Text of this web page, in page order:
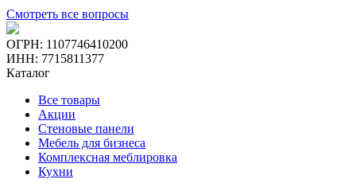
Смотреть все вопросы
ОГРН: 1107746410200
ИНН: 7715811377
Каталог
Все товары
Акции
Стеновые панели
Мебель для бизнеса
Комплексная меблировка
Кухни